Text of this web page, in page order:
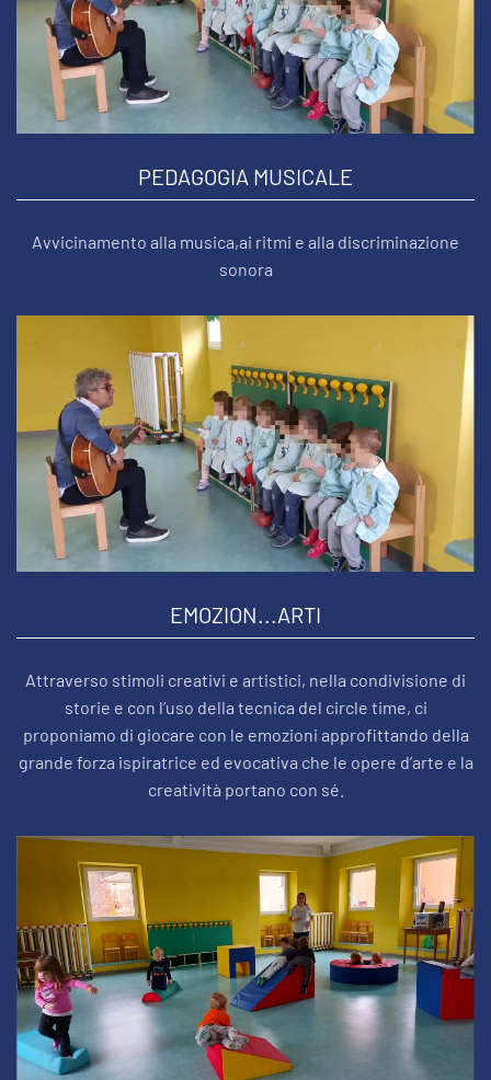
PEDAGOGIA MUSICALE
Avvicinamento alla musica,ai ritmi e alla discriminazione
sonora
EMOZION...ARTI
Attraverso stimoli creativi e artistici, nella condivisione di
storie e con l’uso della tecnica del circle time, ci
proponiamo di giocare con le emozioni approfittando della
grande forza ispiratrice ed evocativa che le opere d’arte e la
creatività portano con sé.